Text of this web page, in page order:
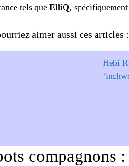
tels que ElliQ, spécifiquement
aimer aussi ces articles :
Hebi
compagnons